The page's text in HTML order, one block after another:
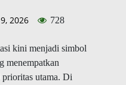
2026 728
kini menjadi simbol
menempatkan
prioritas utama. Di